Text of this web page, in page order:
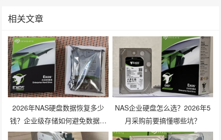
相关文章
2026年NAS硬盘数据恢复多少
钱？企业级存储如何避免数据丢
失风险？
NAS企业硬盘怎么选？2026年5
月采购前要搞懂哪些坑？